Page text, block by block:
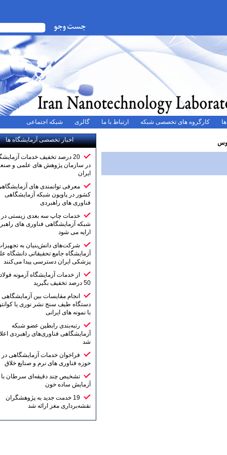
های تخصصی شبکه ارتباط با ما گالری شبکه اجتماعی
اخبار تخصصی آزمایشگاه ها
20 درصد تخفیف خدمات آزمایشگاهی
در سازمان پژوهش های علمی و صنعتی
معرفی توانمندی های آزمایشگاهی
کشور در پاویون شبکه آزمایشگاهی
فناوری های راهبردی
خدمات چاپ سه بعدی زیستی در
شبکه آزمایشگاهی فناوری های راهبردی
شرکت‌های دانش‌بنیان به تجهیزات
آزمایشگاه جامع تحقیقاتی دانشگاه علوم
پزشکی ایران دسترسی پیدا می‌کنند
از خدمات آزمایشگاه آزمونه فولاد تا
انجام مقایسات بین آزمایشگاهی
دستگاه طیف سنج نشر نوری یا کوانتومتر
با نمونه های ایرانی
رتبه‌بندی رابطین عضو شبکه
آزمایشگاهی فناوری‌های راهبردی اعلام
فراخوان خدمات آزمایشگاهی در
حوزه فناوری های نرم و صنایع خلاق
تشخیص چند دقیقه‌ای سرطان با یک
آزمایش ساده خون
19 خدمت جدید به پژوهشگران
نقشه‌برداری مغز ارائه شد